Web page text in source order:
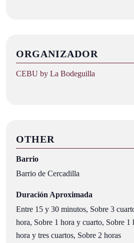
ORGANIZADOR
CEBU by La Bodeguilla
OTHER
Barrio
Barrio de Cercadilla
Duración Aproximada
Entre 15 y 30 minutos, Sobre 3
hora, Sobre 1 hora y cuarto, Sobre 1
hora y tres cuartos, Sobre 2 horas